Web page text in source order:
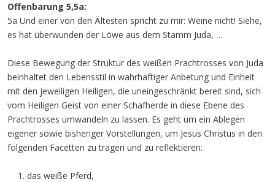
Offenbarung 5,5a:
5a Und einer von den Ältesten spricht zu mir: Weine nicht! Siehe,
es hat überwunden der Löwe aus dem Stamm Juda, …
Diese Bewegung der Struktur des weißen Prachtrosses von Juda
beinhaltet den Lebensstil in wahrhaftiger Anbetung und Einheit
mit den jeweiligen Heiligen, die uneingeschränkt bereit sind, sich
vom Heiligen Geist von einer Schafherde in diese Ebene des
Prachtrosses umwandeln zu lassen. Es geht um ein Ablegen
eigener sowie bisheriger Vorstellungen, um Jesus Christus in den
folgenden Facetten zu tragen und zu reflektieren:
das weiße Pferd,